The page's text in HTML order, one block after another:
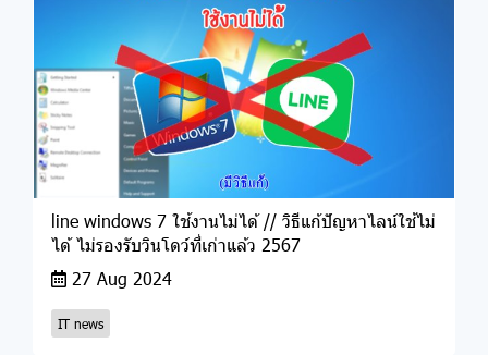
line windows 7 ใช้งานไม่ได้ // วิธีแก้ปัญหาไลน์ใช้ไม่
ได้ ไม่รองรับวินโดว์ที่เก่าแล้ว 2567
27 Aug 2024
IT news